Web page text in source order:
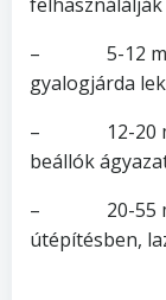
– 5-12 mm
gyalogjárda
– 12-20 mm
beállók
– 20-55 mm
útépítésben,